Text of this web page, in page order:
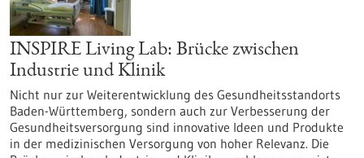
INSPIRE Living Lab: Brücke zwischen
Industrie und Klinik
Nicht nur zur Weiterentwicklung des Gesundheitsstandorts
Baden-Württemberg, sondern auch zur Verbesserung der
Gesundheitsversorgung sind innovative Ideen und Produkte
in der medizinischen Versorgung von hoher Relevanz. Die